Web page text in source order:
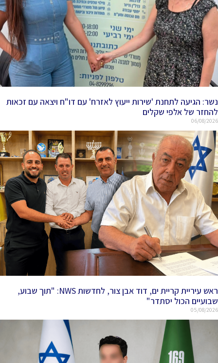
נשר: הגיעה לתחנת 'שירות ייעוץ לאזרח' עם דו"ח ויצאה עם זכאות
להחזר של אלפי שקלים
06/08/2026
ראש עיריית קריית ים, דוד אבן צור, לחדשות NWS: "תוך שבוע,
שבועיים הכול יסתדר"
05/08/2026